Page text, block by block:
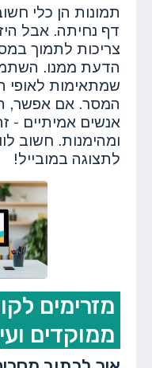
תמונות הן כלי
דף נחיתה. אבל
צריכות לתמוך
הדעת ממנו.
שמתאימות
המסר. אם אפשר,
אנשים אמיתיים -
ומהימנות. חשוב
לתצוגה במובייל!
מזרימים
ממוקדים